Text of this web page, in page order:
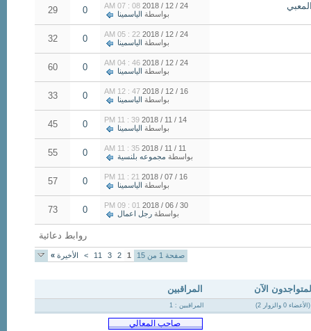
24 / 12 / 2018
08 : 07 AM
بواسطة الياسمينا 0
29
24 / 12 / 2018
22 : 05 AM
بواسطة الياسمينا 0
32
24 / 12 / 2018
46 : 04 AM
بواسطة الياسمينا 0
60
16 / 12 / 2018
47 : 12 AM
بواسطة الياسمينا 0
33
14 / 11 / 2018
39 : 11 PM
بواسطة الياسمينا 0
45
11 / 11 / 2018
35 : 11 AM
بواسطة مجموعه بلنسية 0
55
16 / 07 / 2018
21 : 11 PM
بواسطة الياسمينا 0
57
30 / 06 / 2018
01 : 09 PM
بواسطة رجل اعمال 0
73
روابط دعائية
صفحة 1 من 15 1
2
3
11
> الأخيرة »
الآن المراقبين
المراقبين : 1